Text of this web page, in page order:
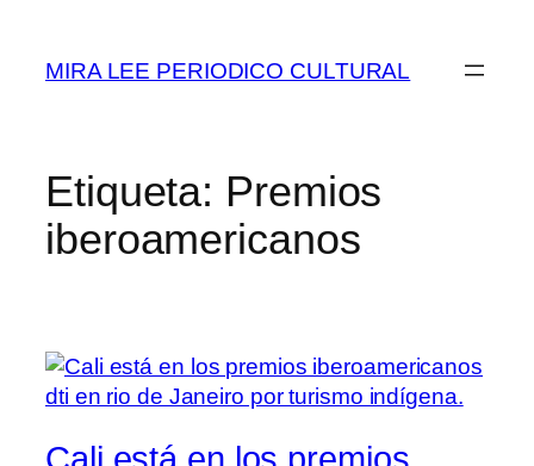
contenido
MIRA LEE PERIODICO CULTURAL
Etiqueta: Premios
iberoamericanos